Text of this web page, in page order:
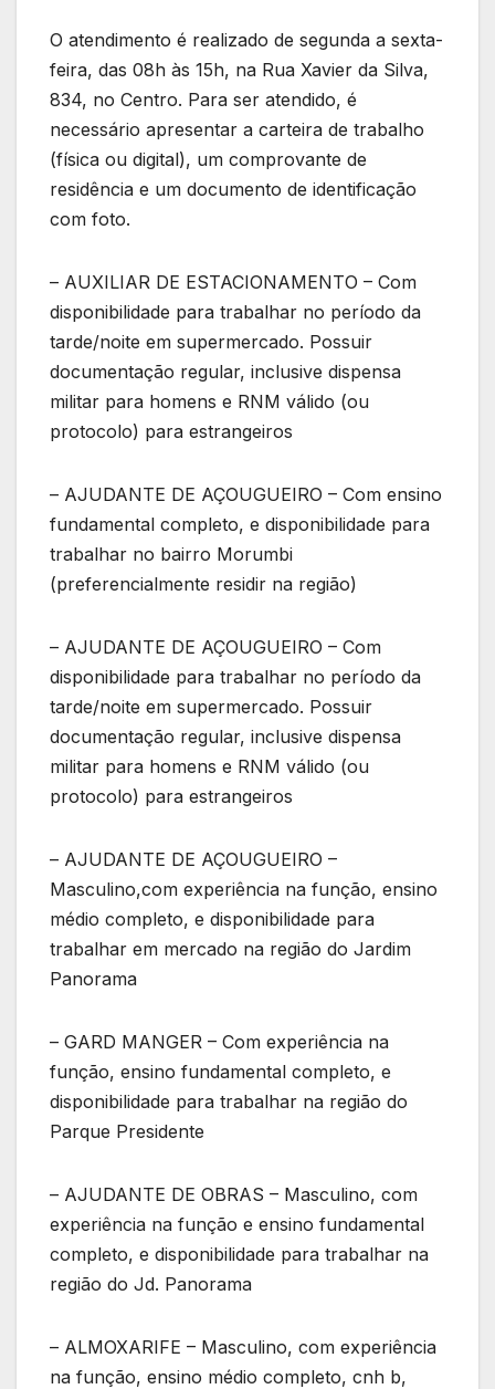
O atendimento é realizado de segunda a sexta-
feira, das 08h às 15h, na Rua Xavier da Silva,
834, no Centro. Para ser atendido, é
necessário apresentar a carteira de trabalho
(física ou digital), um comprovante de
residência e um documento de identificação
com foto.
– AUXILIAR DE ESTACIONAMENTO – Com
disponibilidade para trabalhar no período da
tarde/noite em supermercado. Possuir
documentação regular, inclusive dispensa
militar para homens e RNM válido (ou
protocolo) para estrangeiros
– AJUDANTE DE AÇOUGUEIRO – Com ensino
fundamental completo, e disponibilidade para
trabalhar no bairro Morumbi
(preferencialmente residir na região)
– AJUDANTE DE AÇOUGUEIRO – Com
disponibilidade para trabalhar no período da
tarde/noite em supermercado. Possuir
documentação regular, inclusive dispensa
militar para homens e RNM válido (ou
protocolo) para estrangeiros
– AJUDANTE DE AÇOUGUEIRO –
Masculino,com experiência na função, ensino
médio completo, e disponibilidade para
trabalhar em mercado na região do Jardim
Panorama
– GARD MANGER – Com experiência na
função, ensino fundamental completo, e
disponibilidade para trabalhar na região do
Parque Presidente
– AJUDANTE DE OBRAS – Masculino, com
experiência na função e ensino fundamental
completo, e disponibilidade para trabalhar na
região do Jd. Panorama
– ALMOXARIFE – Masculino, com experiência
na função, ensino médio completo, cnh b,